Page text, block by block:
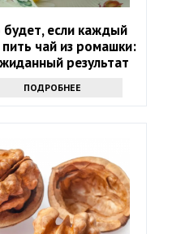
будет, если каждый
чай из ромашки:
результат
ПОДРОБНЕЕ